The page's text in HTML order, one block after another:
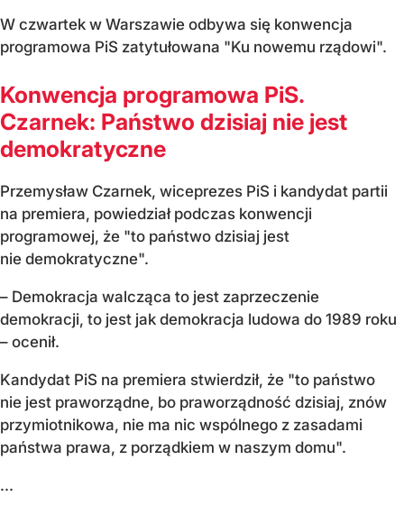
W czwartek w Warszawie odbywa się konwencja
programowa PiS zatytułowana "Ku nowemu rządowi".
Konwencja programowa PiS.
Czarnek: Państwo dzisiaj nie jest
demokratyczne
Przemysław Czarnek, wiceprezes PiS i kandydat partii
na premiera, powiedział podczas konwencji
programowej, że "to państwo dzisiaj jest
nie demokratyczne".
– Demokracja walcząca to jest zaprzeczenie
demokracji, to jest jak demokracja ludowa do 1989 roku
– ocenił.
Kandydat PiS na premiera stwierdził, że "to państwo
nie jest praworządne, bo praworządność dzisiaj, znów
przymiotnikowa, nie ma nic wspólnego z zasadami
państwa prawa, z porządkiem w naszym domu".
...